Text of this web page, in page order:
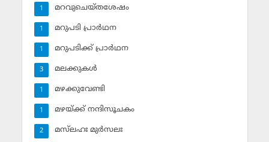
മറവുചെയ്തശേഷം
1
മറുപടി പ്രാര്‍ഥന
1
മറുപടിക്ക് പ്രാര്‍ഥന
1
മലക്കുകള്‍
3
മഴക്കുവേണ്ടി
1
മഴയ്ക്ക് നന്ദിസൂചകം
1
മസ്‌ലഹഃ മുര്‍സലഃ
2